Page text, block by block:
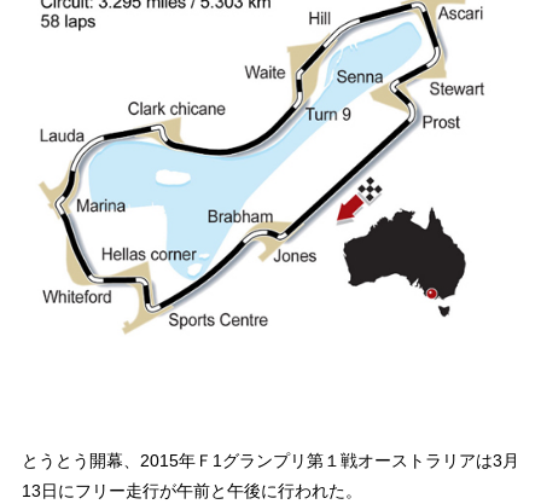
とうとう開幕、2015年Ｆ1グランプリ第１戦オーストラリアは3月
13日にフリー走行が午前と午後に行われた。